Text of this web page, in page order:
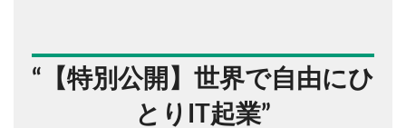
“ 【特別公開】世界で自由にひ
とりIT起業”